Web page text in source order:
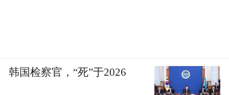
韩国检察官，“死”于2026